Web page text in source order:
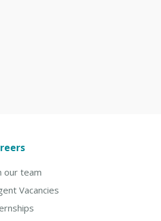
our team
Vacancies